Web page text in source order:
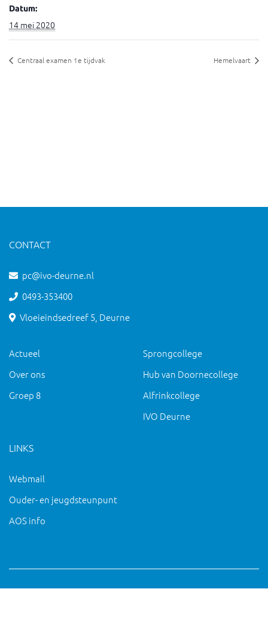
Datum:
14 mei 2020
Centraal examen 1e tijdvak Hemelvaart
CONTACT
pc@ivo-deurne.nl
0493-353400
Vloeieindsedreef 5, Deurne
Actueel
Over ons
Groep 8
Sprongcollege
Hub van Doornecollege
Alfrinkcollege
IVO Deurne
LINKS
Webmail
Ouder- en jeugdsteunpunt
AOS info